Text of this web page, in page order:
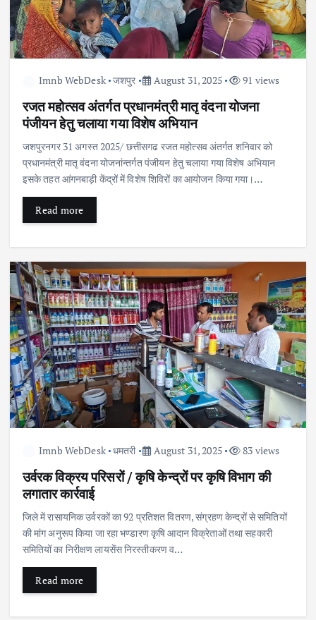
Imnb WebDesk जशपुर August 31, 2025 91 views
रजत महोत्सव अंतर्गत प्रधानमंत्री मातृ वंदना योजना
पंजीयन हेतु चलाया गया विशेष अभियान
जशपुरनगर 31 अगस्त 2025/ छत्तीसगढ रजत महोत्सव अंतर्गत शनिवार को
प्रधानमंत्री मातृ वंदना योजनांन्तर्गत पंजीयन हेतु चलाया गया विशेष अभियान
इसके तहत आंगनबाड़ी केंद्रों में विशेष शिविरों का आयोजन किया गया।…
Read more
Imnb WebDesk धमतरी August 31, 2025 83 views
उर्वरक विक्रय परिसरों / कृषि केन्द्रों पर कृषि विभाग की
लगातार कार्रवाई
जिले में रासायनिक उर्वरकों का 92 प्रतिशत वितरण, संग्रहण केन्द्रों से समितियों
की मांग अनुरूप किया जा रहा भण्डारण कृषि आदान विक्रेताओं तथा सहकारी
समितियों का निरीक्षण लायसेंस निरस्तीकरण व…
Read more